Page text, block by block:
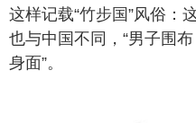
这样记载“竹步国”风俗：
也与中国不同，“男子围
身面”。